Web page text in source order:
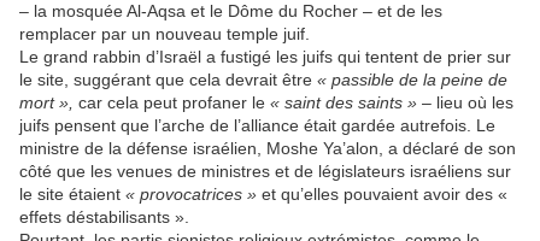
– la mosquée Al-Aqsa et le Dôme du Rocher – et de les
remplacer par un nouveau temple juif.
Le grand rabbin d’Israël a fustigé les juifs qui tentent de prier sur
le site, suggérant que cela devrait être « passible de la peine de
mort », car cela peut profaner le « saint des saints » – lieu où les
juifs pensent que l’arche de l’alliance était gardée autrefois. Le
ministre de la défense israélien, Moshe Ya’alon, a déclaré de son
côté que les venues de ministres et de législateurs israéliens sur
le site étaient « provocatrices » et qu’elles pouvaient avoir des «
effets déstabilisants ».